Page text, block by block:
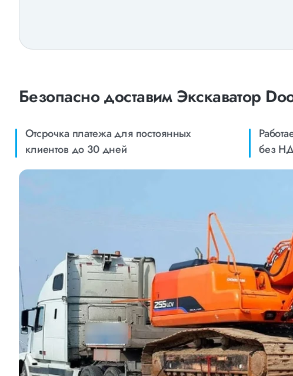
Безопасно доставим Экскаватор
Отсрочка платежа для постоянных
клиентов до 30 дней
без